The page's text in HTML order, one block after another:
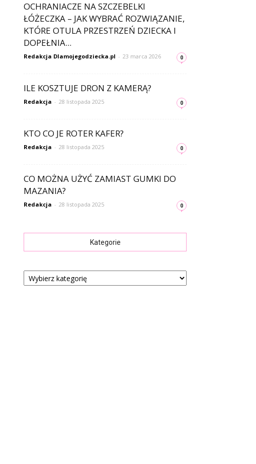
OCHRANIACZE NA SZCZEBELKI
ŁÓŻECZKA – JAK WYBRAĆ ROZWIĄZANIE,
KTÓRE OTULA PRZESTRZEŃ DZIECKA I
DOPEŁNIA...
Redakcja Dlamojegodziecka.pl - 23 marca 2026 0
ILE KOSZTUJE DRON Z KAMERĄ?
Redakcja - 28 listopada 2025 0
KTO CO JE ROTER KAFER?
Redakcja - 28 listopada 2025 0
CO MOŻNA UŻYĆ ZAMIAST GUMKI DO
MAZANIA?
Redakcja - 28 listopada 2025 0
Kategorie
Kategorie